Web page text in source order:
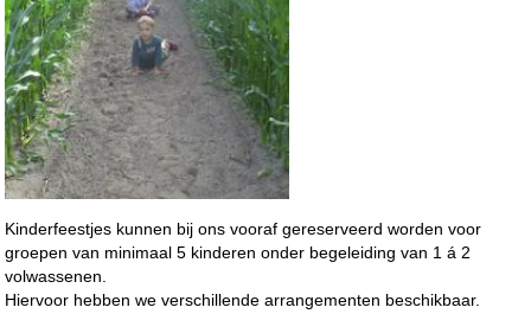
Kinderfeestjes kunnen bij ons vooraf gereserveerd worden voor
groepen van minimaal 5 kinderen onder begeleiding van 1 á 2
volwassenen.
Hiervoor hebben we verschillende arrangementen beschikbaar.